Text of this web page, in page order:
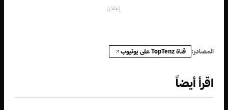
إعلان
المصادر: قناة TopTenz على يوتيوب
اقرأ أيضاً